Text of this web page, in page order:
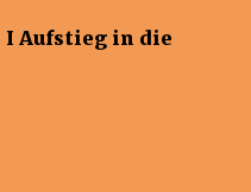
I Aufstieg in die